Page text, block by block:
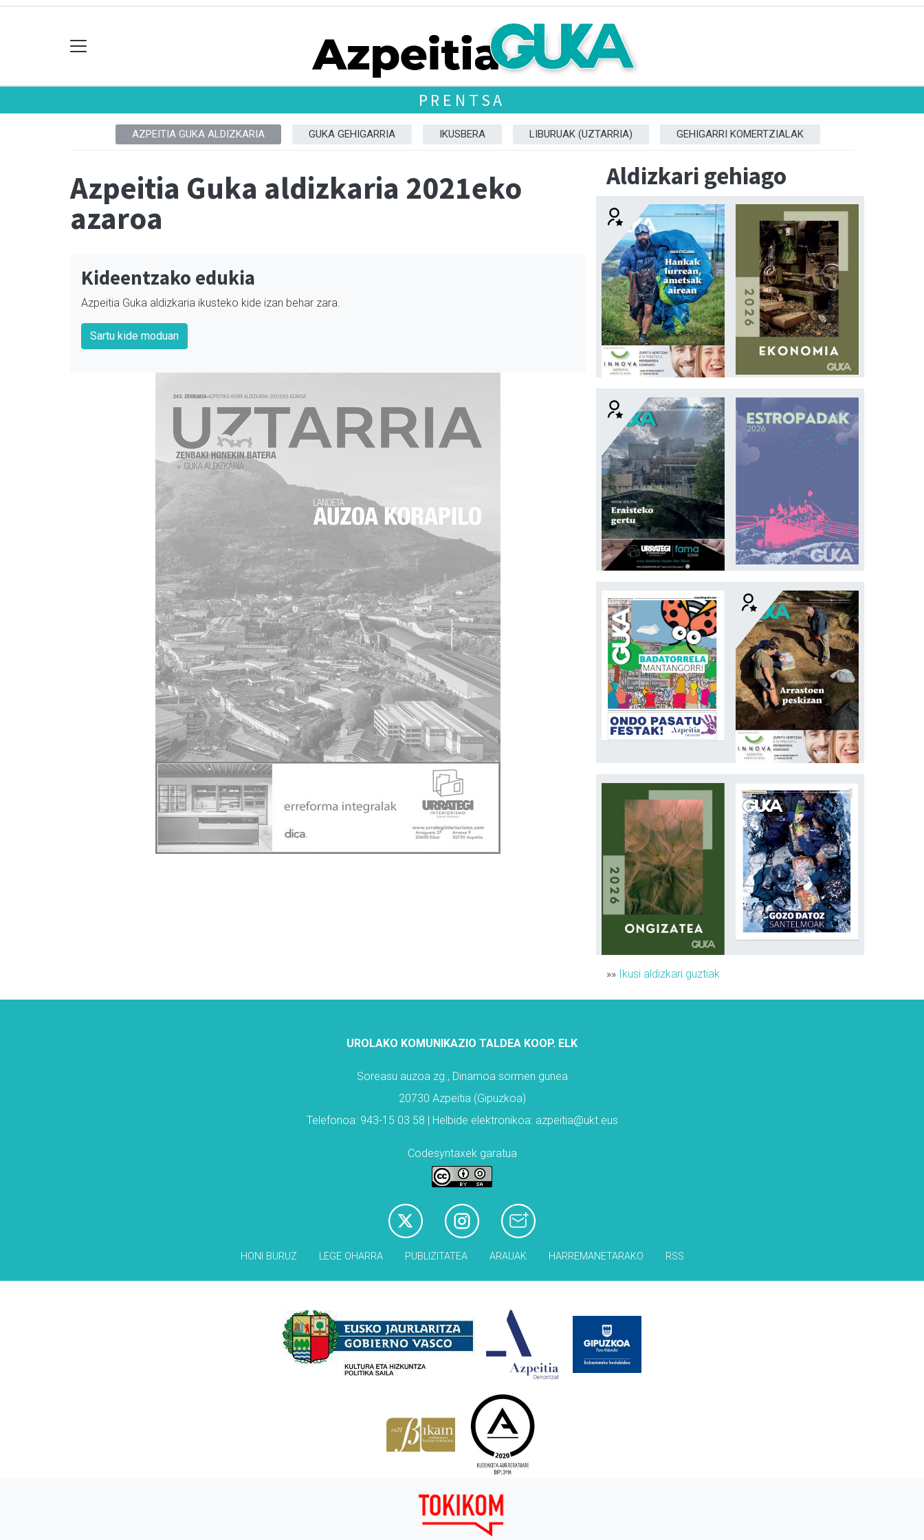
PRENTSA
AZPEITIA GUKA ALDIZKARIA GUKA GEHIGARRIA IKUSBERA LIBURUAK (UZTARRIA) GEHIGARRI KOMERTZIALAK
Azpeitia Guka aldizkaria 2021eko
azaroa
Kideentzako edukia
Azpeitia Guka aldizkaria ikusteko kide izan behar zara.
Sartu kide moduan
Aldizkari gehiago
»» Ikusi aldizkari guztiak
UROLAKO KOMUNIKAZIO TALDEA KOOP. ELK
Soreasu auzoa zg., Dinamoa sormen gunea
20730 Azpeitia (Gipuzkoa)
Telefonoa: 943-15 03 58 | Helbide elektronikoa: azpeitia@ukt.eus
Codesyntaxek garatua
HONI BURUZ LEGE OHARRA PUBLIZITATEA ARAUAK HARREMANETARAKO RSS